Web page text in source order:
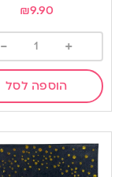
₪9.90
+
-
הוספה לסל